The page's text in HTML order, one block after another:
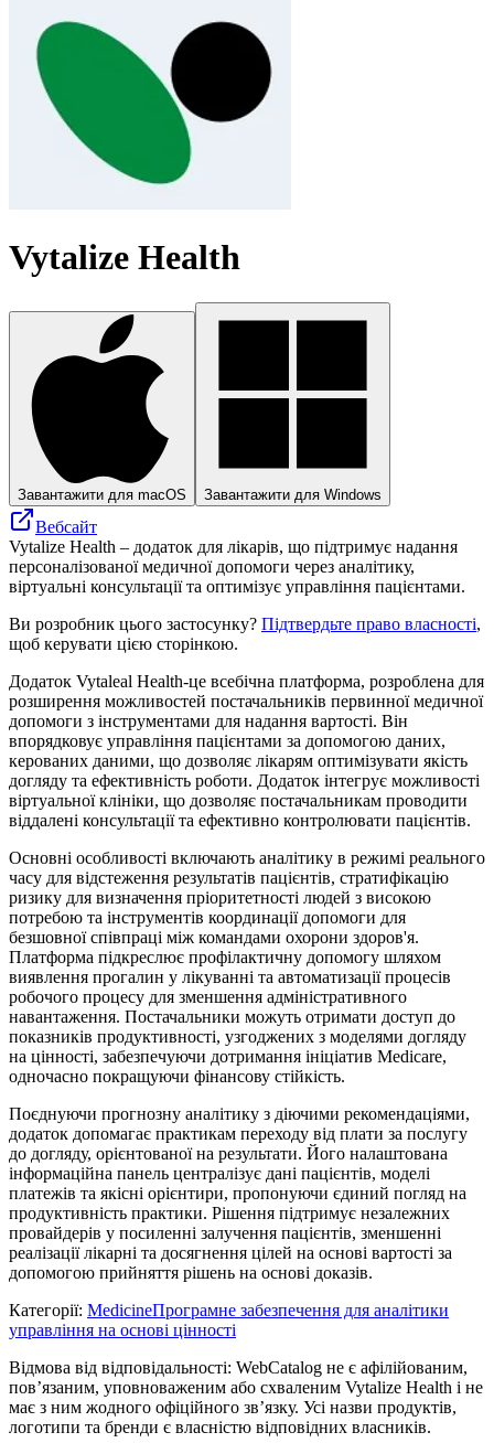
Vytalize Health
Завантажити для macOS Завантажити для Windows
Вебсайт
Vytalize Health – додаток для лікарів, що підтримує надання
персоналізованої медичної допомоги через аналітику,
віртуальні консультації та оптимізує управління пацієнтами.
Ви розробник цього застосунку? Підтвердьте право власності,
щоб керувати цією сторінкою.
Додаток Vytaleal Health-це всебічна платформа, розроблена для
розширення можливостей постачальників первинної медичної
допомоги з інструментами для надання вартості. Він
впорядковує управління пацієнтами за допомогою даних,
керованих даними, що дозволяє лікарям оптимізувати якість
догляду та ефективність роботи. Додаток інтегрує можливості
віртуальної клініки, що дозволяє постачальникам проводити
віддалені консультації та ефективно контролювати пацієнтів.
Основні особливості включають аналітику в режимі реального
часу для відстеження результатів пацієнтів, стратифікацію
ризику для визначення пріоритетності людей з високою
потребою та інструментів координації допомоги для
безшовної співпраці між командами охорони здоров'я.
Платформа підкреслює профілактичну допомогу шляхом
виявлення прогалин у лікуванні та автоматизації процесів
робочого процесу для зменшення адміністративного
навантаження. Постачальники можуть отримати доступ до
показників продуктивності, узгоджених з моделями догляду
на цінності, забезпечуючи дотримання ініціатив Medicare,
одночасно покращуючи фінансову стійкість.
Поєднуючи прогнозну аналітику з діючими рекомендаціями,
додаток допомагає практикам переходу від плати за послугу
до догляду, орієнтованої на результати. Його налаштована
інформаційна панель централізує дані пацієнтів, моделі
платежів та якісні орієнтири, пропонуючи єдиний погляд на
продуктивність практики. Рішення підтримує незалежних
провайдерів у посиленні залучення пацієнтів, зменшенні
реалізації лікарні та досягнення цілей на основі вартості за
допомогою прийняття рішень на основі доказів.
Категорії: MedicineПрограмне забезпечення для аналітики
управління на основі цінності
Відмова від відповідальності: WebCatalog не є афілійованим,
пов’язаним, уповноваженим або схваленим Vytalize Health і не
має з ним жодного офіційного зв’язку. Усі назви продуктів,
логотипи та бренди є власністю відповідних власників.